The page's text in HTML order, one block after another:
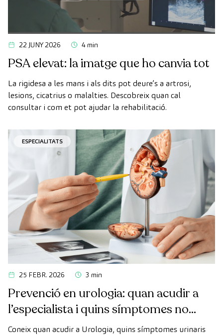
22 JUNY 2026 4 min
PSA elevat: la imatge que ho canvia tot
La rigidesa a les mans i als dits pot deure’s a artrosi,
lesions, cicatrius o malalties. Descobreix quan cal
consultar i com et pot ajudar la rehabilitació.
ESPECIALITATS
25 FEBR. 2026 3 min
Prevenció en urologia: quan acudir a
l’especialista i quins símptomes no
ignorar
Coneix quan acudir a Urologia, quins símptomes urinaris